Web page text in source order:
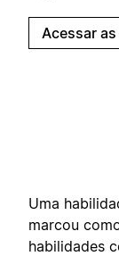
Acessar
Uma
marcou
habilidades